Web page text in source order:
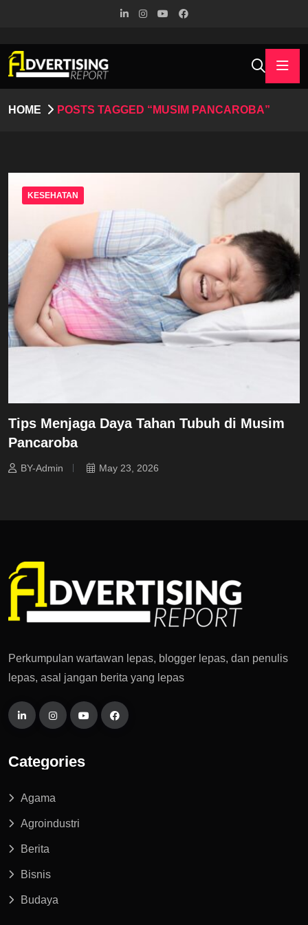
HOME POSTS TAGGED “MUSIM PANCAROBA”
KESEHATAN
Tips Menjaga Daya Tahan Tubuh di Musim
Pancaroba
BY-Admin May 23, 2026
Perkumpulan wartawan lepas, blogger lepas, dan penulis
lepas, asal jangan berita yang lepas
Categories
Agama
Agroindustri
Berita
Bisnis
Budaya